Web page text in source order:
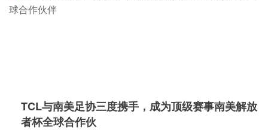
TCL与南美足协三度携手，成为顶级赛事南美解放
者杯全球合作伙